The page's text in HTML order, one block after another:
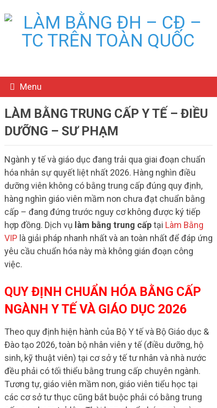
Menu
LÀM BẰNG TRUNG CẤP Y TẾ – ĐIỀU
DƯỠNG – SƯ PHẠM
Ngành y tế và giáo dục đang trải qua giai đoạn chuẩn
hóa nhân sự quyết liệt nhất 2026. Hàng nghìn điều
dưỡng viên không có bằng trung cấp đúng quy định,
hàng nghìn giáo viên mầm non chưa đạt chuẩn bằng
cấp – đang đứng trước nguy cơ không được ký tiếp
hợp đồng. Dịch vụ làm bằng trung cấptại Làm Bằng
VIP là giải pháp nhanh nhất và an toàn nhất để đáp ứng
yêu cầu chuẩn hóa này mà không gián đoạn công
việc.
QUY ĐỊNH CHUẨN HÓA BẰNG CẤP
NGÀNH Y TẾ VÀ GIÁO DỤC 2026
Theo quy định hiện hành của Bộ Y tế và Bộ Giáo dục &
Đào tạo 2026, toàn bộ nhân viên y tế (điều dưỡng, hộ
sinh, kỹ thuật viên) tại cơ sở y tế tư nhân và nhà nước
đều phải có tối thiểu bằng trung cấp chuyên ngành.
Tương tự, giáo viên mầm non, giáo viên tiểu học tại
các cơ sở tư thục cũng bắt buộc phải có bằng trung